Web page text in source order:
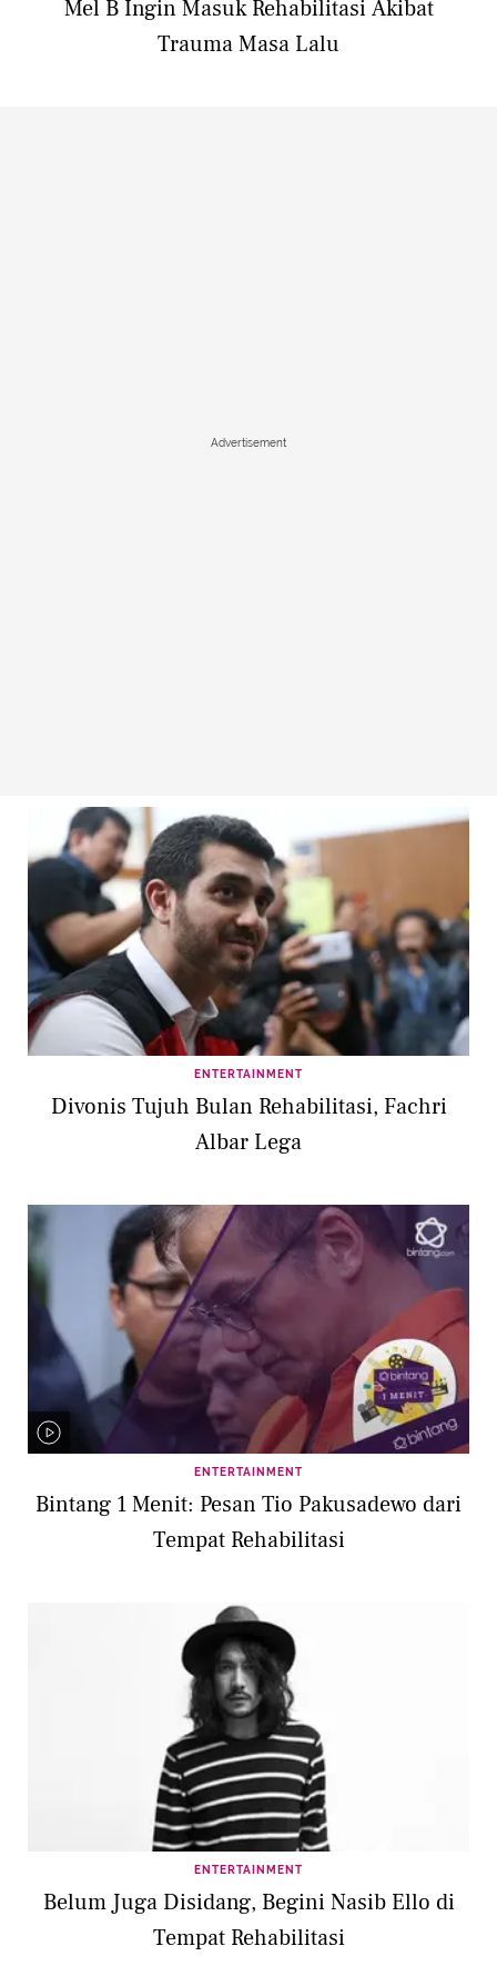
Mel B Ingin Masuk Rehabilitasi Akibat
Trauma Masa Lalu
Advertisement
ENTERTAINMENT
Divonis Tujuh Bulan Rehabilitasi, Fachri
Albar Lega
ENTERTAINMENT
Bintang 1 Menit: Pesan Tio Pakusadewo dari
Tempat Rehabilitasi
ENTERTAINMENT
Belum Juga Disidang, Begini Nasib Ello di
Tempat Rehabilitasi